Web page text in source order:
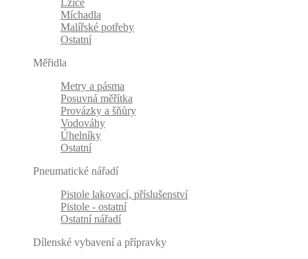
Lžíce
Míchadla
Malířské potřeby
Ostatní
Měřidla
Metry a pásma
Posuvná měřítka
Provázky a šňůry
Vodováhy
Úhelníky
Ostatní
Pneumatické nářadí
Pistole lakovací, příslušenství
Pistole - ostatní
Ostatní nářadí
Dílenské vybavení a přípravky